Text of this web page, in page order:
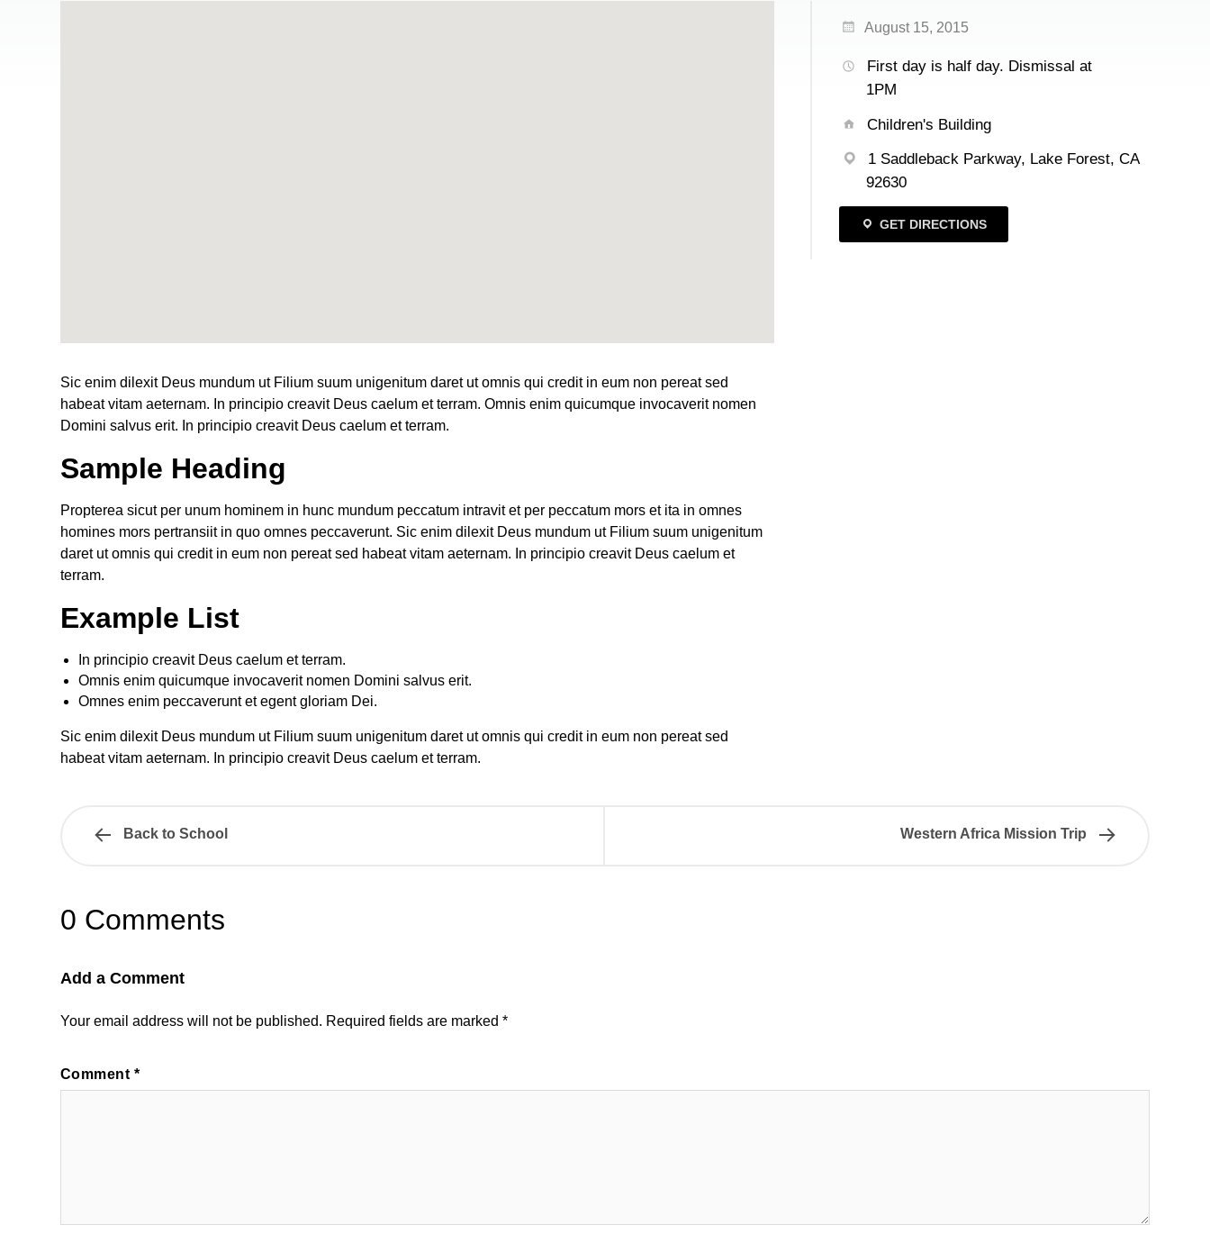
Sic enim dilexit Deus mundum ut Filium suum unigenitum daret ut omnis qui credit in eum non pereat sed
habeat vitam aeternam. In principio creavit Deus caelum et terram. Omnis enim quicumque invocaverit nomen
Domini salvus erit. In principio creavit Deus caelum et terram.
Sample Heading
Propterea sicut per unum hominem in hunc mundum peccatum intravit et per peccatum mors et ita in omnes
homines mors pertransiit in quo omnes peccaverunt. Sic enim dilexit Deus mundum ut Filium suum unigenitum
daret ut omnis qui credit in eum non pereat sed habeat vitam aeternam. In principio creavit Deus caelum et
terram.
Example List
In principio creavit Deus caelum et terram.
Omnis enim quicumque invocaverit nomen Domini salvus erit.
Omnes enim peccaverunt et egent gloriam Dei.
Sic enim dilexit Deus mundum ut Filium suum unigenitum daret ut omnis qui credit in eum non pereat sed
habeat vitam aeternam. In principio creavit Deus caelum et terram.
August 15, 2015
First day is half day. Dismissal at
1PM
Children's Building
1 Saddleback Parkway, Lake Forest, CA
92630
GET DIRECTIONS
Back to School Western Africa Mission Trip
0 Comments
Add a Comment
Your email address will not be published. Required fields are marked *
Comment *